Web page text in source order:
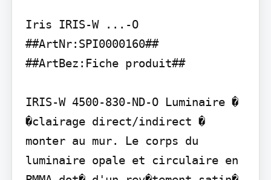
Iris IRIS-W ...-O
##ArtNr:SPI0000160##
##ArtBez:Fiche produit##
IRIS-W 4500-830-ND-O Luminaire �
�clairage direct/indirect �
monter au mur. Le corps du
luminaire opale et circulaire en